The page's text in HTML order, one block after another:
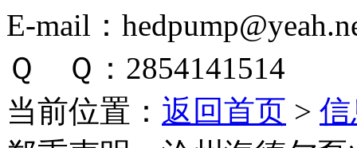
E-mail：
Ｑ Ｑ：2854141514
当前位置： 返回首页 >